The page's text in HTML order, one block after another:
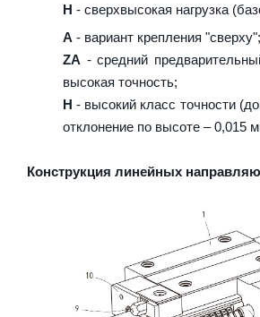
H - сверхвысокая нагрузка
A - вариант крепления "сверху";
ZA - средний
высокая точность;
H - высокий класс точности
отклонение по высоте – 0,015
Конструкция линейных